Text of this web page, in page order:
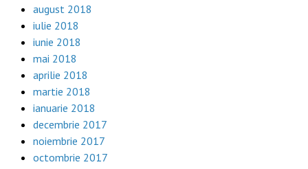
august 2018
iulie 2018
iunie 2018
mai 2018
aprilie 2018
martie 2018
ianuarie 2018
decembrie 2017
noiembrie 2017
octombrie 2017